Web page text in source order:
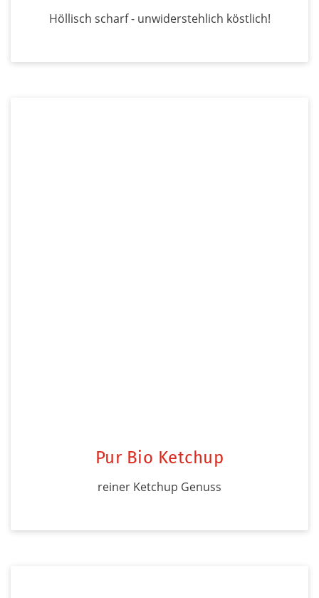
Höllisch scharf - unwiderstehlich köstlich!
Pur Bio Ketchup
reiner Ketchup Genuss